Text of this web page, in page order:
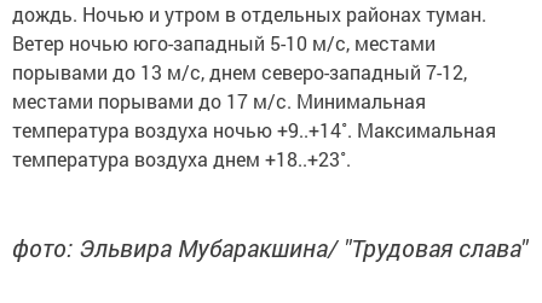
дождь. Ночью и утром в отдельных районах туман.
Ветер ночью юго-западный 5-10 м/с, местами
порывами до 13 м/с, днем северо-западный 7-12,
местами порывами до 17 м/с. Минимальная
температура воздуха ночью +9..+14˚. Максимальная
температура воздуха днем +18..+23˚.
фото: Эльвира Мубаракшина/ "Трудовая слава"